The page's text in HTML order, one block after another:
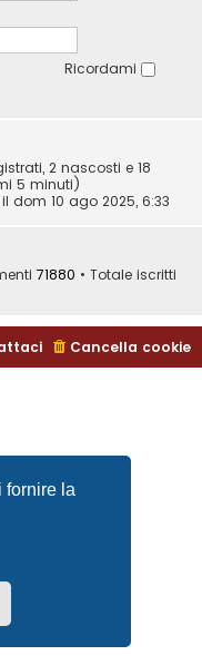
fornire la
Ricordami
2 nascosti e 18
5 minuti)
dom 10 ago 2025, 6:33
71880 • Totale iscritti
Cancella cookie